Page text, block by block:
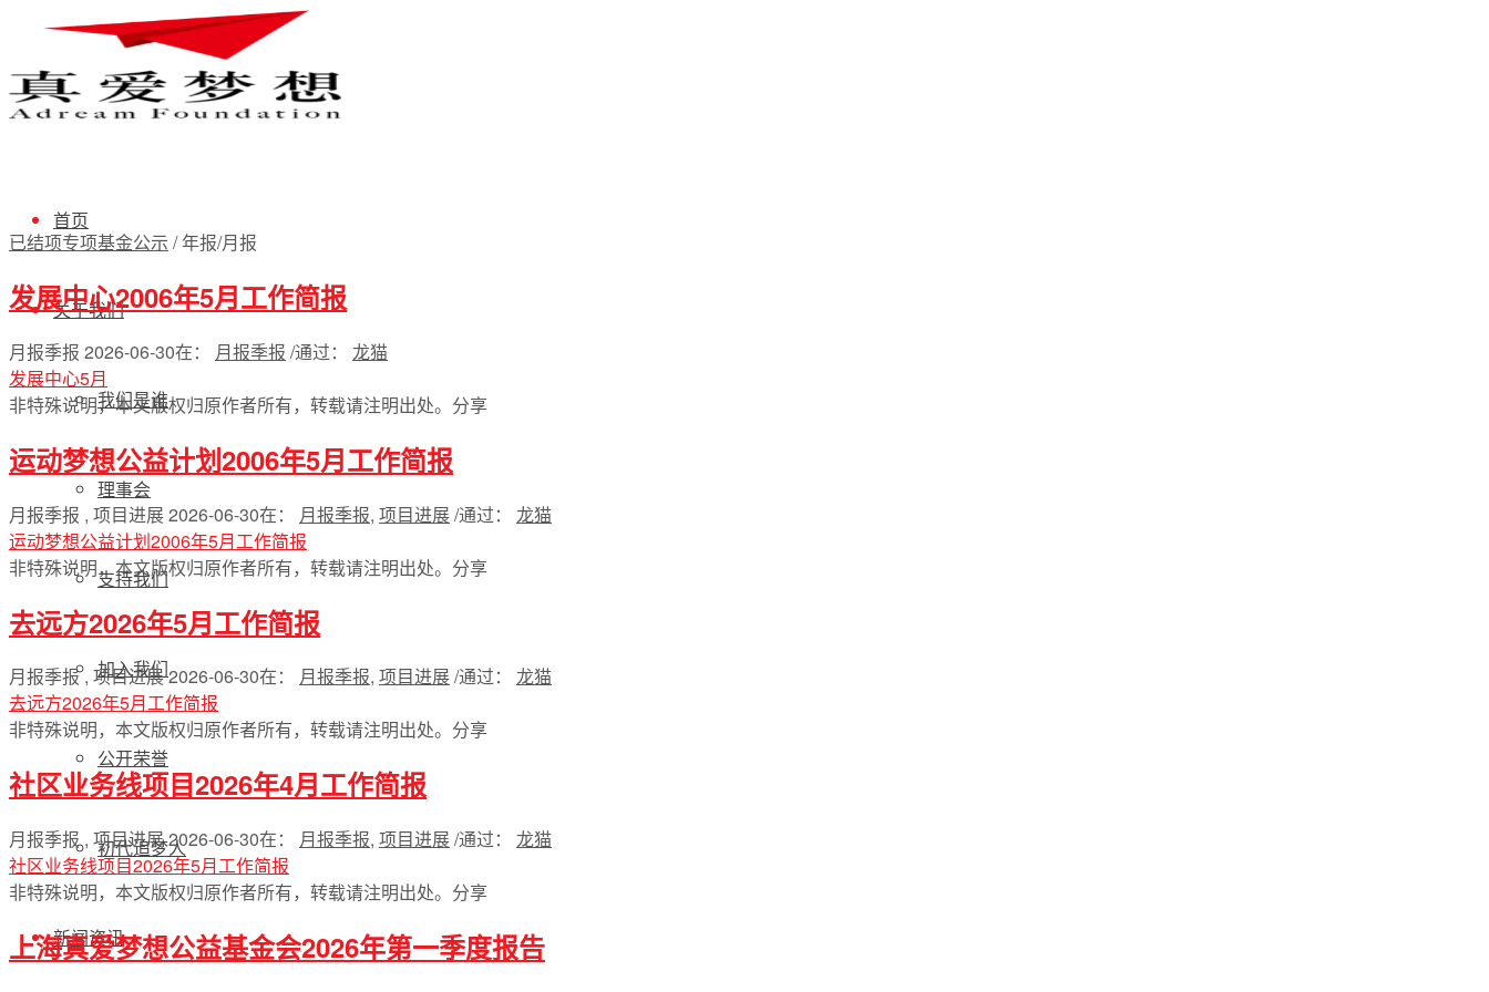
首页
关于我们
我们是谁
理事会
支持我们
加入我们
公开荣誉
初代追梦人
新闻资讯
已结项专项基金公示 /年报/月报
发展中心2006年5月工作简报
月报季报 2026-06-30在： 月报季报 /通过： 龙猫
发展中心5月
非特殊说明，本文版权归原作者所有，转载请注明出处。 分享
运动梦想公益计划2006年5月工作简报
月报季报 , 项目进展2026-06-30在： 月报季报, 项目进展/通过： 龙猫
运动梦想公益计划2006年5月工作简报
非特殊说明，本文版权归原作者所有，转载请注明出处。 分享
去远方2026年5月工作简报
月报季报 , 项目进展2026-06-30在： 月报季报, 项目进展/通过： 龙猫
去远方2026年5月工作简报
非特殊说明，本文版权归原作者所有，转载请注明出处。 分享
社区业务线项目2026年4月工作简报
月报季报 , 项目进展2026-06-30在： 月报季报, 项目进展/通过： 龙猫
社区业务线项目2026年5月工作简报
非特殊说明，本文版权归原作者所有，转载请注明出处。 分享
上海真爱梦想公益基金会2026年第一季度报告